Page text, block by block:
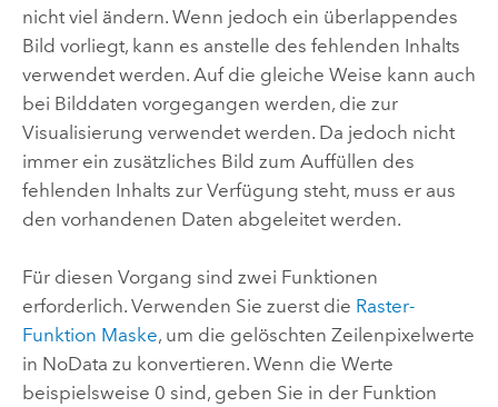
nicht viel ändern. Wenn jedoch ein überlappendes
Bild vorliegt, kann es anstelle des fehlenden Inhalts
verwendet werden. Auf die gleiche Weise kann auch
bei Bilddaten vorgegangen werden, die zur
Visualisierung verwendet werden. Da jedoch nicht
immer ein zusätzliches Bild zum Auffüllen des
fehlenden Inhalts zur Verfügung steht, muss er aus
den vorhandenen Daten abgeleitet werden.
Für diesen Vorgang sind zwei Funktionen
erforderlich. Verwenden Sie zuerst die Raster-
Funktion Maske, um die gelöschten Zeilenpixelwerte
in NoData zu konvertieren. Wenn die Werte
beispielsweise 0 sind, geben Sie in der Funktion